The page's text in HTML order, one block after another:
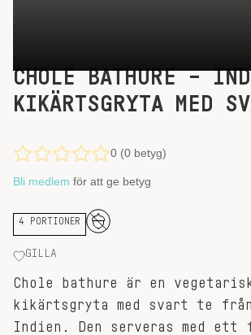
CHOLE BATHURE –
KIKÄRTSGRYTA MED
0 (0 betyg)
Bli medlem för att ge betyg
4 PORTIONER
GILLA
Chole bathure är en
kikärtsgryta med svart te
Indien. Den serveras med